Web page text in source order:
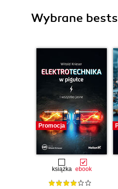
Wybrane
Promocja
książka ebook